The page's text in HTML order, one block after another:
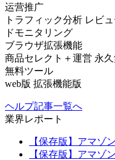
运营推广
トラフィック分析 レビ
ドモニタリング
ブラウザ拡張機能
商品セレクト＋運営 永
無料ツール
web版 拡張機能版
ヘルプ記事一覧へ
業界レポート
【保存版】アマゾ
【保存版】アマゾ